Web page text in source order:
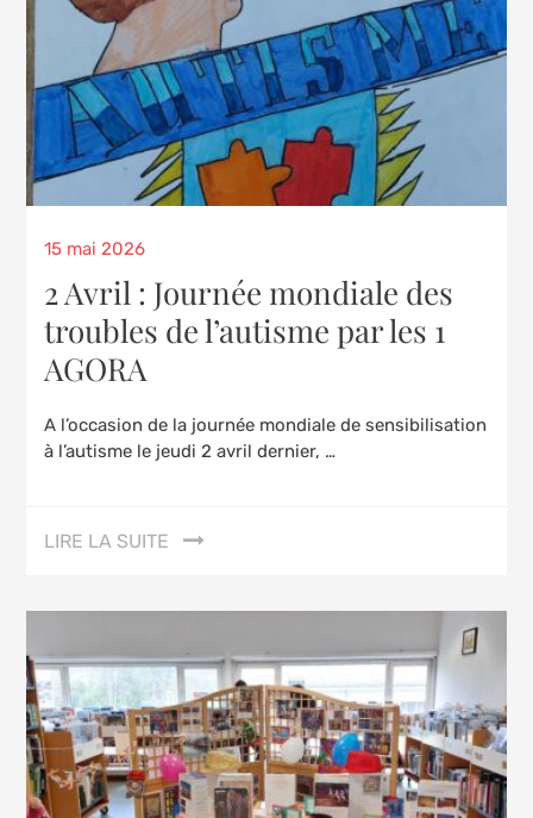
Posted
15 mai 2026
2 Avril : Journée mondiale des
troubles de l’autisme par les 1
AGORA
A l’occasion de la journée mondiale de sensibilisation
à l’autisme le jeudi 2 avril dernier, …
LIRE LA SUITE